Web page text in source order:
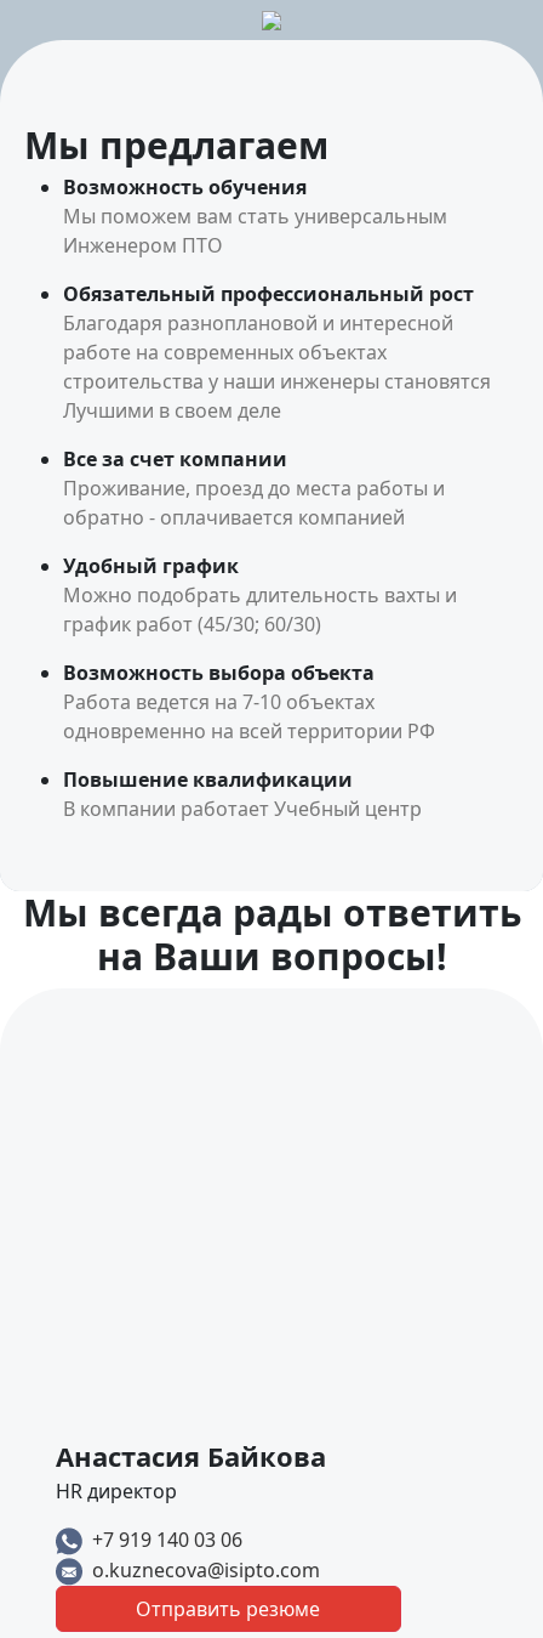
Мы предлагаем
Возможность обучения
Мы поможем вам стать универсальным
Инженером ПТО
Обязательный профессиональный рост
Благодаря разноплановой и интересной
работе на современных объектах
строительства у наши инженеры становятся
Лучшими в своем деле
Все за счет компании
Проживание, проезд до места работы и
обратно - оплачивается компанией
Удобный график
Можно подобрать длительность вахты и
график работ (45/30; 60/30)
Возможность выбора объекта
Работа ведется на 7-10 объектах
одновременно на всей территории РФ
Повышение квалификации
В компании работает Учебный центр
Мы всегда рады ответить
на Ваши вопросы!
Анастасия Байкова
HR директор
+7 919 140 03 06
o.kuznecova@isipto.com
Отправить резюме